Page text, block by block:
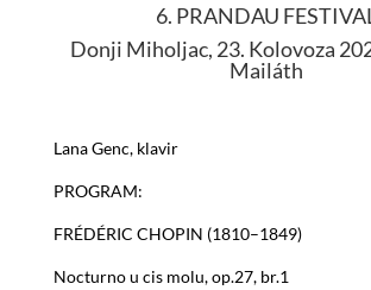
6. PRANDAU
Donji Miholjac, 23. Kolovoza
Mailáth
Lana Genc, klavir
PROGRAM:
FRÉDÉRIC CHOPIN (1810–1849)
Nocturno u cis molu, op.27, br.1